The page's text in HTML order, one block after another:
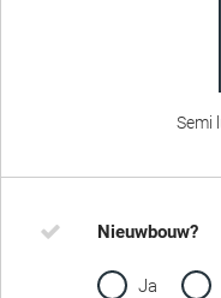
Semi
Nieuwbouw?
Ja